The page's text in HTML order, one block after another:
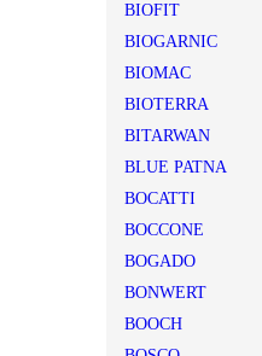
BIOFIT
BIOGARNIC
BIOMAC
BIOTERRA
BITARWAN
BLUE PATNA
BOCATTI
BOCCONE
BOGADO
BONWERT
BOOCH